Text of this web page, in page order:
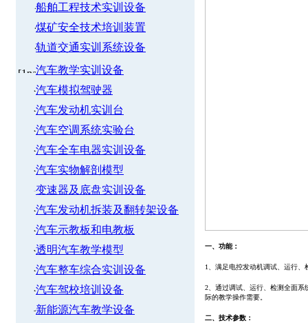
船舶工程技术实训设备
煤矿安全技术培训装置
轨道交通实训系统设备
汽车教学实训设备
汽车模拟驾驶器
汽车发动机实训台
汽车空调系统实验台
汽车全车电器实训设备
汽车实物解剖模型
变速器及底盘实训设备
汽车发动机拆装及翻转架设备
汽车示教板和电教板
透明汽车教学模型
汽车整车综合实训设备
汽车驾校培训设备
新能源汽车教学设备
一、功能：
1、满足电控发动机调试、运行、
2、通过调试、运行、检测全面
际的教学操作需要。
二、技术参数：